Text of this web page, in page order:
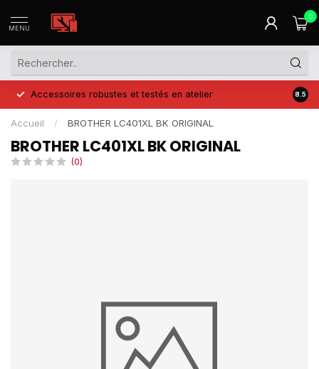
MENU
0
Accessoires robustes et testés en atelier Prix
8.5
Accueil / BROTHER LC401XL BK ORIGINAL
BROTHER LC401XL BK ORIGINAL
(0)